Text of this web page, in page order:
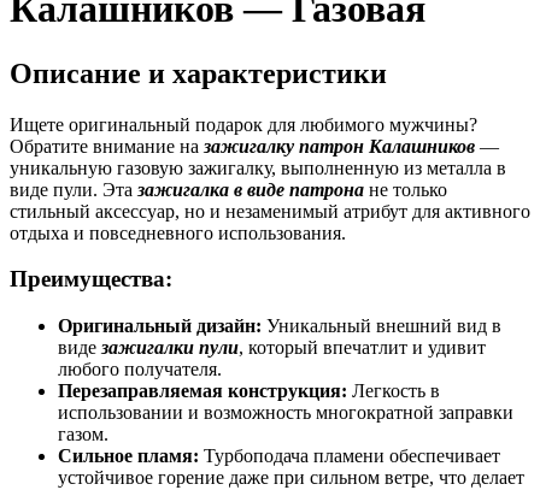
Калашников — Газовая
Описание и характеристики
Ищете оригинальный подарок для любимого мужчины?
Обратите внимание на зажигалку патрон Калашников —
уникальную газовую зажигалку, выполненную из металла в
виде пули. Эта зажигалка в виде патрона не только
стильный аксессуар, но и незаменимый атрибут для активного
отдыха и повседневного использования.
Преимущества:
Оригинальный дизайн: Уникальный внешний вид в
виде зажигалки пули, который впечатлит и удивит
любого получателя.
Перезаправляемая конструкция: Легкость в
использовании и возможность многократной заправки
газом.
Сильное пламя: Турбоподача пламени обеспечивает
устойчивое горение даже при сильном ветре, что делает